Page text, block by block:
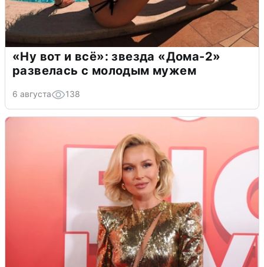
«Ну вот и всё»: звезда «Дома-2»
развелась с молодым мужем
6 августа 138